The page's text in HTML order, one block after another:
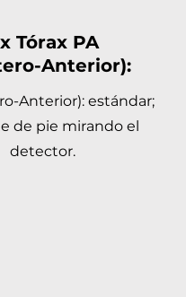
Tórax PA
Anterior):
Anterior): estándar;
de pie mirando el
detector.